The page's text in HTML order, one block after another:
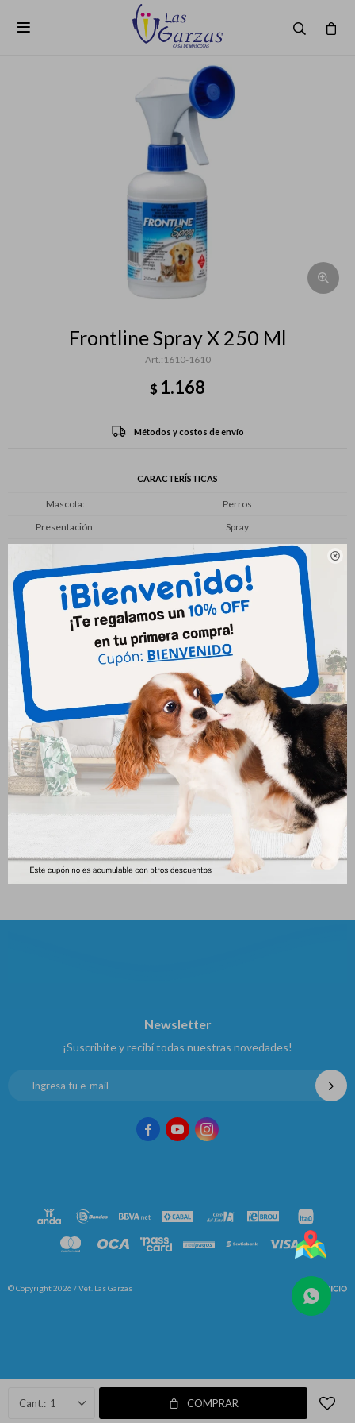


Frontline Spray X 250 Ml
1610-1610
$ 1.168
1 COMPRAR
Métodos y costos de envío
CARACTERÍSTICAS
Mascota
Perros
Presentación
Spray
Productos que te pueden interesar
Shooter Spray 120 Ml
Nexgard Spectra Dog 3.6 - 7.5
Kg * 3 Comprimidos
1.248
Newsletter
¡Suscribite y recibí todas nuestras novedades!
  
© Copyright 2026 / Vet. Las Garzas
Fenicio